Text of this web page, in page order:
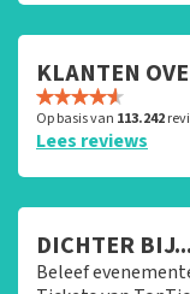
KLANTEN
Op basis van 113.242
Lees reviews
DICHTER
Beleef